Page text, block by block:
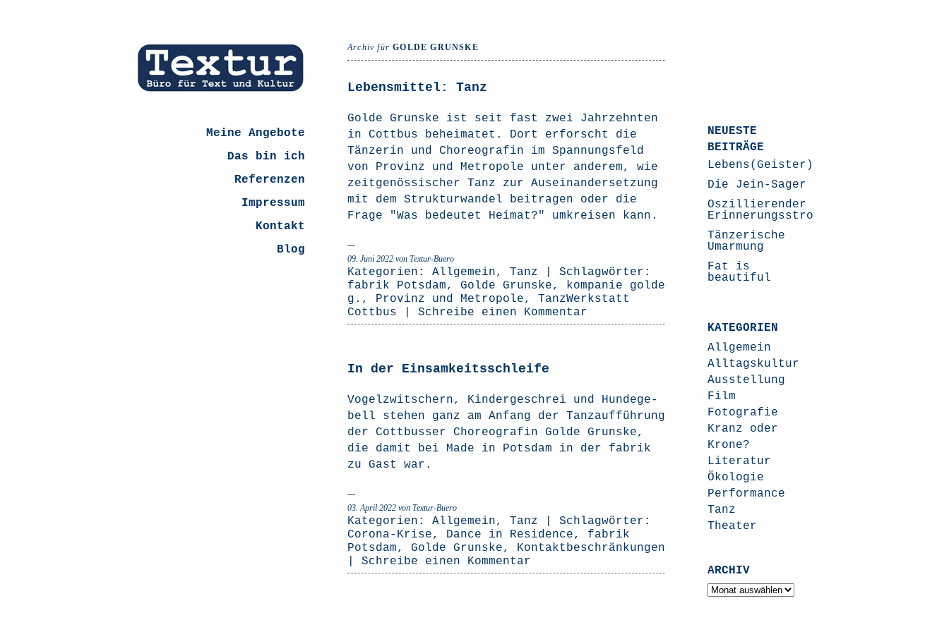
Meine Angebote
Das bin ich
Referenzen
Impressum
Kontakt
Blog
Archiv fürGOLDE GRUNSKE
Lebensmittel: Tanz
Gol­de Grunske ist seit fast zwei Jahr­zehn­ten
in Cott­bus behei­ma­tet. Dort erforscht die
Tän­ze­rin und Cho­reo­gra­fin im Span­nungs­feld
von Pro­vinz und Metro­po­le unter ande­rem, wie
zeit­ge­nös­si­scher Tanz zur Aus­ein­an­der­set­zung
mit dem Struk­tur­wan­del bei­tra­gen oder die
Fra­ge "Was bedeu­tet Hei­mat?" umkrei­sen kann.
09. Juni 2022 von Textur-Buero
Kategorien: Allgemein, Tanz | Schlagwörter:
fabrik Potsdam, Golde Grunske, kompanie golde
g. , Provinz und Metropole, TanzWerkstatt
Cottbus
Schreibe einen Kommentar
In der Einsamkeitsschleife
Vogel­zwit­schern, Kin­der­ge­schrei und Hun­de­ge­
bell ste­hen ganz am Anfang der Tanz­auf­füh­rung
der Cott­bus­ser Cho­reo­gra­fin Gol­de Grunske,
die damit bei Made in Pots­dam in der fabrik
zu Gast war.
03. April 2022 von Textur-Buero
Kategorien: Allgemein, Tanz | Schlagwörter:
Corona-Krise, Dance in Residence, fabrik
Potsdam, Golde Grunske, Kontaktbeschränkungen
Schreibe einen Kommentar
NEUESTE
BEITRÄGE
Lebens(Geister)Geschichten
Die Jein-Sager
Oszillierender
Erinnerungsstrom
Tänzerische
Umarmung
Fat is
beautiful
KATEGORIEN
Allgemein
Alltagskultur
Ausstellung
Film
Fotografie
Kranz oder
Krone?
Literatur
Ökologie
Performance
Tanz
Theater
ARCHIV
Archiv